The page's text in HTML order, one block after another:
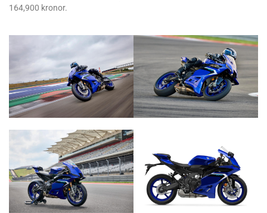
164,900 kronor.